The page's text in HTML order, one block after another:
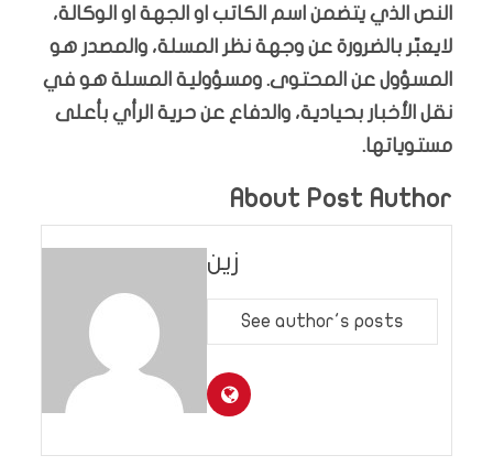
النص الذي يتضمن اسم الكاتب او الجهة او الوكالة،
لايعبّر بالضرورة عن وجهة نظر المسلة، والمصدر هو
المسؤول عن المحتوى. ومسؤولية المسلة هو في
نقل الأخبار بحيادية، والدفاع عن حرية الرأي بأعلى
مستوياتها.
About Post Author
زين
See author's posts